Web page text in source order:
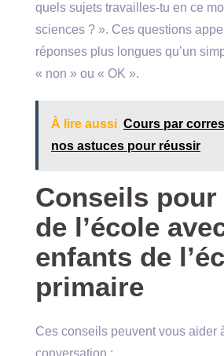
quels sujets travailles-tu en ce
sciences ? ». Ces questions
réponses plus longues qu’un
« non » ou « OK ».
À lire aussi Cours par
nos astuces pour réussir
Conseils
de l’école
enfants de
primaire
Ces conseils peuvent vous aider